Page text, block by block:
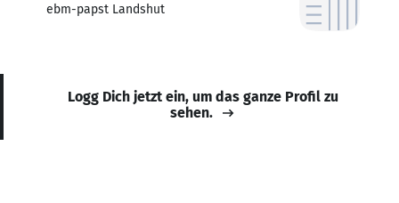
ebm-papst Landshut
Logg Dich jetzt ein, um das ganze Profil zu
sehen.